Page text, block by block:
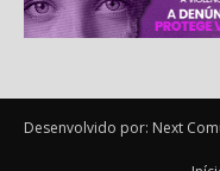
Desenvolvido por: Next